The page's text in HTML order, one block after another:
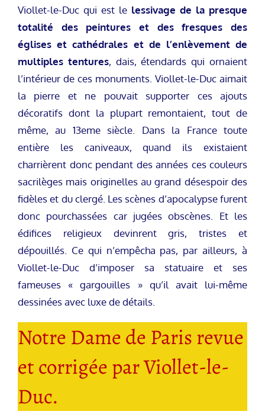
Viollet-le-Duc qui est le lessivage de la presque
totalité des peintures et des fresques des
églises et cathédrales et de l’enlèvement de
multiples tentures, dais, étendards qui ornaient
l’intérieur de ces monuments. Viollet-le-Duc aimait
la pierre et ne pouvait supporter ces ajouts
décoratifs dont la plupart remontaient, tout de
même, au 13eme siècle. Dans la France toute
entière les caniveaux, quand ils existaient
charrièrent donc pendant des années ces couleurs
sacrilèges mais originelles au grand désespoir des
fidèles et du clergé. Les scènes d’apocalypse furent
donc pourchassées car jugées obscènes. Et les
édifices religieux devinrent gris, tristes et
dépouillés. Ce qui n’empêcha pas, par ailleurs, à
Viollet-le-Duc d’imposer sa statuaire et ses
fameuses « gargouilles » qu’il avait lui-même
dessinées avec luxe de détails.
Notre Dame de Paris revue
et corrigée par Viollet-le-
Duc.